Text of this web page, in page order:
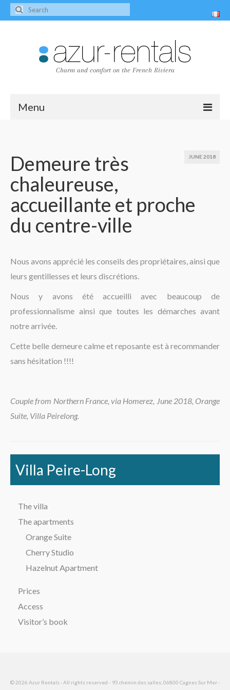
Charm and comfort on the French Riviera
Menu
Villa Peire-Long
Villa Pagnol
JUNE 2018
Demeure très
chaleureuse,
accueillante et proche
du centre-ville
Nous avons apprécié les conseils des propriétaires, ainsi que
leurs gentillesses et leurs discrétions.
Nous y avons été accueilli avec beaucoup de
professionnalisme ainsi que toutes les démarches avant
notre arrivée.
Cette belle demeure calme et reposante est à recommander
sans hésitation !!!!
Couple from Northern France, via Homerez, June 2018, Orange
Suite, Villa Peirelong.
Villa Peire-Long
The villa
The apartments
Orange Suite
Cherry Studio
Hazelnut Apartment
Prices
Access
Visitor’s book
© 2026 Azur Rentals - All rights reserved - 93 chemin des salles, 06800 Cagnes Sur Mer -